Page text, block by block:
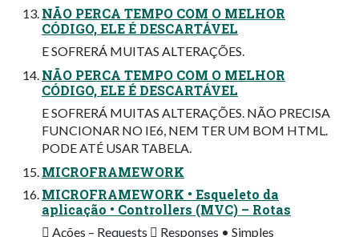
NÃO PERCA TEMPO COM O MELHOR
CÓDIGO, ELE É DESCARTÁVEL
E SOFRERÁ MUITAS ALTERAÇÕES.
NÃO PERCA TEMPO COM O MELHOR
CÓDIGO, ELE É DESCARTÁVEL
E SOFRERÁ MUITAS ALTERAÇÕES. NÃO PRECISA
FUNCIONAR NO IE6, NEM TER UM BOM HTML.
PODE ATÉ USAR TABELA.
MICROFRAMEWORK
MICROFRAMEWORK • Esqueleto da
aplicação • Controllers (MVC) – Rotas
 Ações – Requests  Responses • Simples